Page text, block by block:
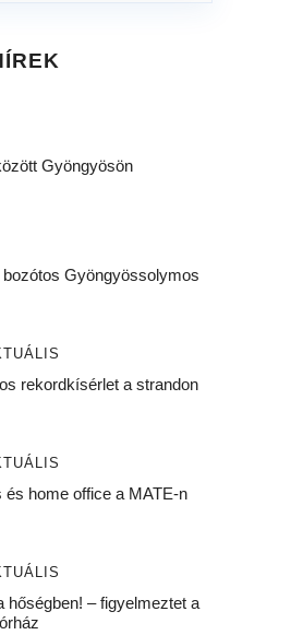
Gyöngyösön
bozótos Gyöngyössolymos
rekordkísérlet a strandon
és home office a MATE-n
hőségben! – figyelmeztet a